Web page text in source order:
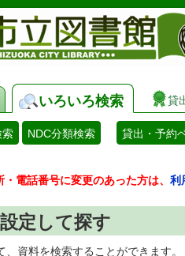
いろいろ検索 貸
索 NDC分類検索 貸出・予約
電話番号に変更のあった方は、 利
定して探す
、資料を検索することができます。